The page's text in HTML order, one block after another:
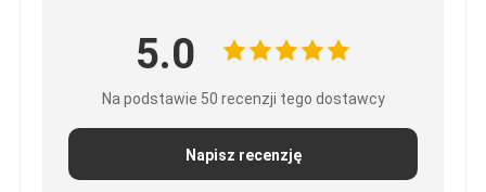
Zestaw sit ekstrudera
Siatka druciana
Ogrodzenie do padelu
5.0
Na podstawie 50 recenzji tego dostawcy
Napisz recenzję